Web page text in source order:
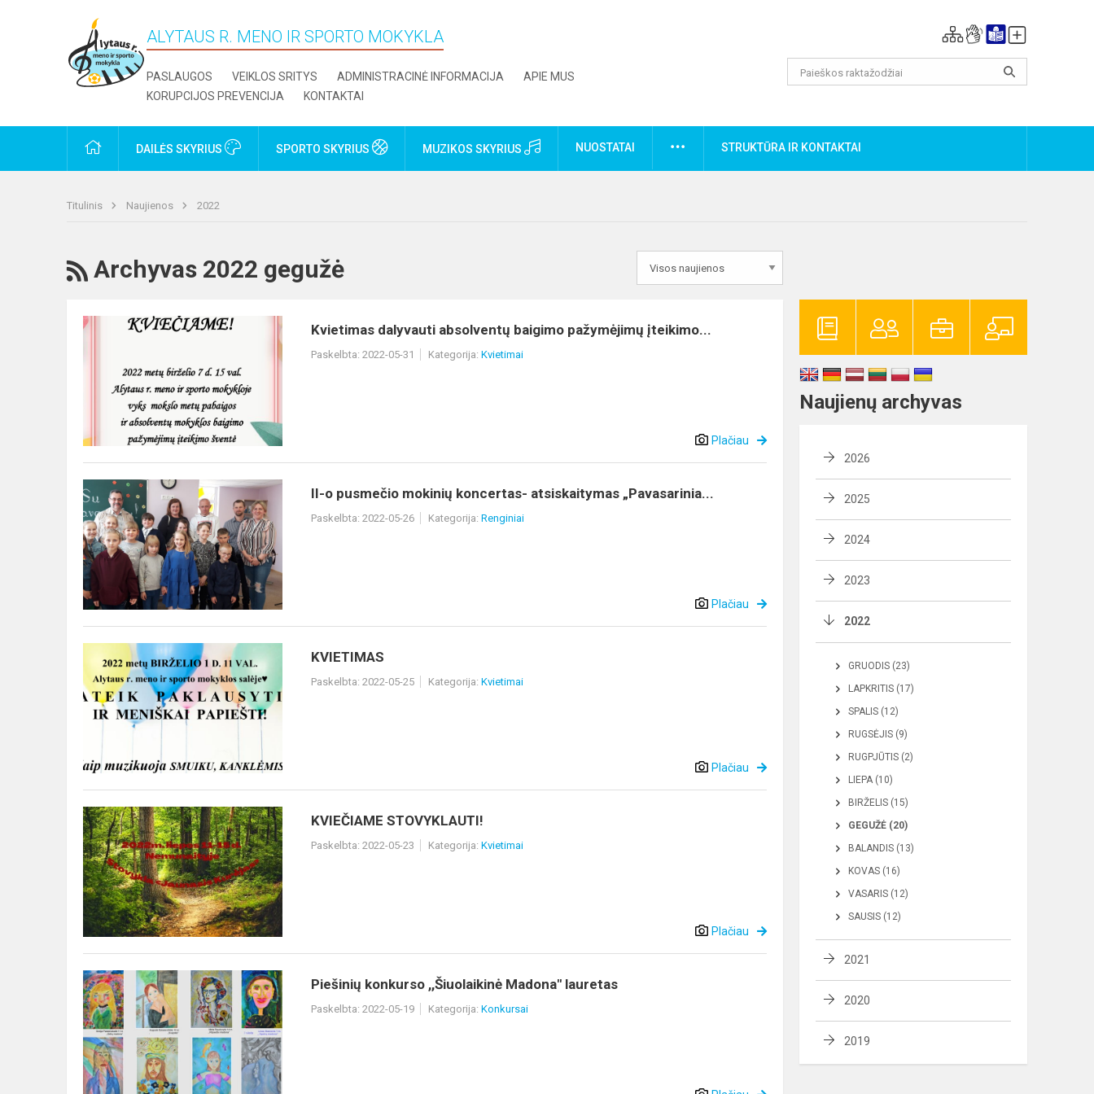
ALYTAUS R. MENO IR SPORTO MOKYKLA
PASLAUGOS VEIKLOS SRITYS ADMINISTRACINĖ INFORMACIJA
APIE MUS
KORUPCIJOS PREVENCIJA
KONTAKTAI
PRADŽIADAILĖS SKYRIUS SPORTO SKYRIUS MUZIKOS SKYRIUS NUOSTATAI STRUKTŪRA IR KONTAKTAI
Titulinis Naujienos 2022
RSS
Archyvas 2022 gegužė
Kvietimas
baigimo
pažymėjimų
įteikimo...
Kvietimas dalyvauti absolventų baigimo pažymėjimų įteikimo...
Paskelbta: 2022-05-31 Kategorija: Kvietimai
Plačiau
II-
o
pusmečio
mokinių
koncertas-
atsiskaitymas „Pavasarinia...
II-o pusmečio mokinių koncertas- atsiskaitymas „Pavasarinia...
Paskelbta: 2022-05-26 Kategorija: Renginiai
Plačiau
KVIETIMAS KVIETIMAS
Paskelbta: 2022-05-25 Kategorija: Kvietimai
Plačiau
KVIEČIAME
STOVYKLAUTI!
KVIEČIAME STOVYKLAUTI!
Paskelbta: 2022-05-23 Kategorija: Kvietimai
Plačiau
Piešinių
konkurso
,,Šiuolaikinė
Madona"
lauretas
Piešinių konkurso ,,Šiuolaikinė Madona" lauretas
Paskelbta: 2022-05-19 Kategorija: Konkursai
Naujienų archyvas
2026
2025
2024
2023
2022
GRUODIS (23)
LAPKRITIS (17)
SPALIS (12)
RUGSĖJIS (9)
RUGPJŪTIS (2)
LIEPA (10)
BIRŽELIS (15)
GEGUŽĖ (20)
BALANDIS (13)
KOVAS (16)
VASARIS (12)
SAUSIS (12)
2021
2020
2019